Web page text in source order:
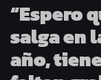
“Espero
salga en
año,